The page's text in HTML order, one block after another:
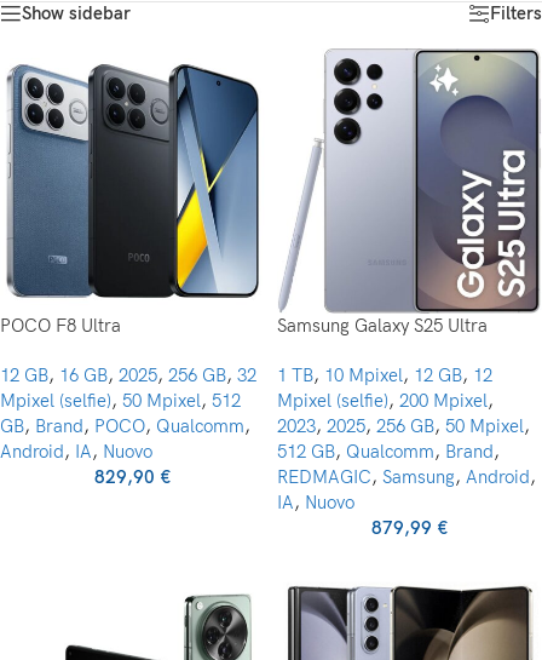
Show sidebar Filters
POCO F8 Ultra
12 GB, 16 GB, 2025, 256 GB, 32
Mpixel (selfie), 50 Mpixel, 512
GB, Brand, POCO, Qualcomm,
Android, IA, Nuovo
829,90 €
Samsung Galaxy S25 Ultra
1 TB, 10 Mpixel, 12 GB, 12
Mpixel (selfie), 200 Mpixel,
2023, 2025, 256 GB, 50 Mpixel,
512 GB, Qualcomm, Brand,
REDMAGIC, Samsung, Android,
IA, Nuovo
879,99 €